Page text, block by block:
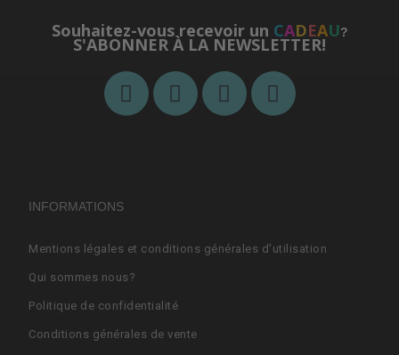
Souhaitez-vous recevoir un CADEAU?
S'ABONNER À LA NEWSLETTER!
INFORMATIONS
Mentions légales et conditions générales d'utilisation
Qui sommes nous?
Politique de confidentialité
Conditions générales de vente